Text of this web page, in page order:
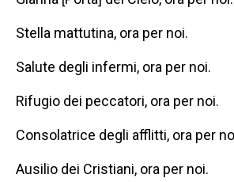
Stella mattutina, ora per noi.
Salute degli infermi, ora per noi.
Rifugio dei peccatori, ora per noi.
Consolatrice degli afflitti, ora per
Ausilio dei Cristiani, ora per noi.